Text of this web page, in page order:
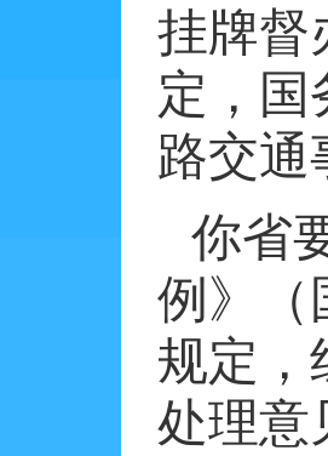
挂牌督
定，国
路交通
你省
例》（
规定，
处理意